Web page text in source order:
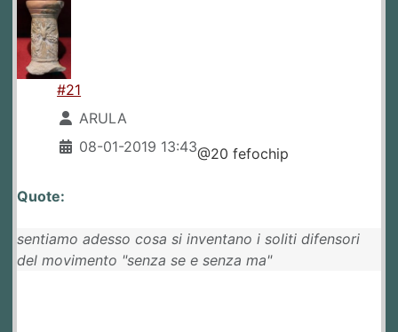
#21
ARULA
08-01-2019 13:43@20 fefochip
Quote:
sentiamo adesso cosa si inventano i soliti difensori
del movimento "senza se e senza ma"